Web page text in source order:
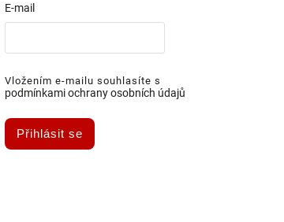
E-mail
Vložením e-mailu souhlasíte s
podmínkami ochrany osobních údajů
Přihlásit se